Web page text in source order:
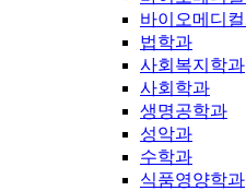
바이오메디
법학과
사회복지학과
사회학과
생명공학과
성악과
수학과
식품영양학과